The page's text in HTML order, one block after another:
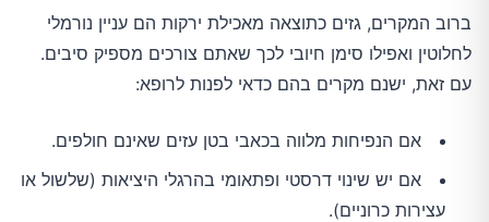
ברוב המקרים, גזים כתוצאה מאכילת ירקות הם עניין נורמלי
לחלוטין ואפילו סימן חיובי לכך שאתם צורכים מספיק סיבים.
עם זאת, ישנם מקרים בהם כדאי לפנות לרופא:
אם הנפיחות מלווה בכאבי בטן עזים שאינם חולפים.
אם יש שינוי דרסטי ופתאומי בהרגלי היציאות (שלשול או
עצירות כרוניים).